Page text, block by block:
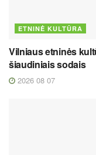
ETNINĖ KULTŪRA
Vilniaus etninės
šiaudiniais sodais
2026 08 07